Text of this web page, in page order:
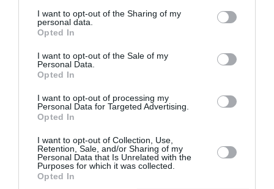
I want to opt-out of the Sharing of my
personal data.
Opted In
I want to opt-out of the Sale of my
Personal Data.
Opted In
I want to opt-out of processing my
Personal Data for Targeted Advertising.
Opted In
I want to opt-out of Collection, Use,
Retention, Sale, and/or Sharing of my
Personal Data that Is Unrelated with the
Purposes for which it was collected.
Opted In
comme groupe unifié n’est
possible.
Mamadou DIALLO
a commenté :
17 h 06 min
quand on adopte le pseudo du
politicien le plus impulsif et
versatile du monde, il fallait oser.